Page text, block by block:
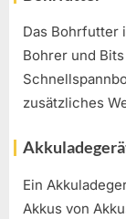
Das Bohrfutter
Bohrer und
zusätzliches
Ein
Akkus von